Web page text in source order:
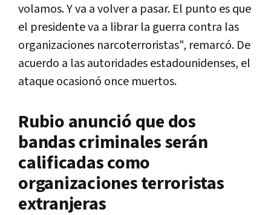
volamos. Y va a volver a pasar. El punto es que
el presidente va a librar la guerra contra las
organizaciones narcoterroristas", remarcó. De
acuerdo a las autoridades estadounidenses, el
ataque ocasionó once muertos.
Rubio anunció que dos
bandas criminales serán
calificadas como
organizaciones terroristas
extranjeras